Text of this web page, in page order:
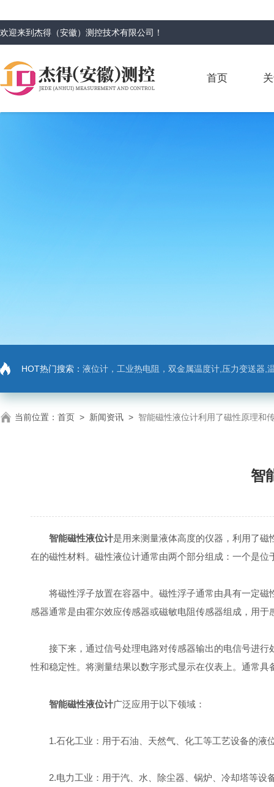
欢迎来到杰得（安徽）测控技术有限公司 ！
首页
HOT热门搜索： 液位计，工业热电阻，双金属温度计,压力变送器,
当前位置： 首页 > 新闻资讯 > 智能磁性液位计利用了磁性原理和
智
智能磁性液位计是用来测量液体高度的仪器，利用了
在的磁性材料。磁性液位计通常由两个部分组成：一个是
将磁性浮子放置在容器中。磁性浮子通常由具有一定磁
感器通常是由霍尔效应传感器或磁敏电阻传感器组成，用
接下来，通过信号处理电路对传感器输出的电信号进行
性和稳定性。将测量结果以数字形式显示在仪表上。通常
智能磁性液位计广泛应用于以下领域：
1.石化工业：用于石油、天然气、化工等工艺设备的液
2.电力工业：用于汽、水、除尘器、锅炉、冷却塔等设